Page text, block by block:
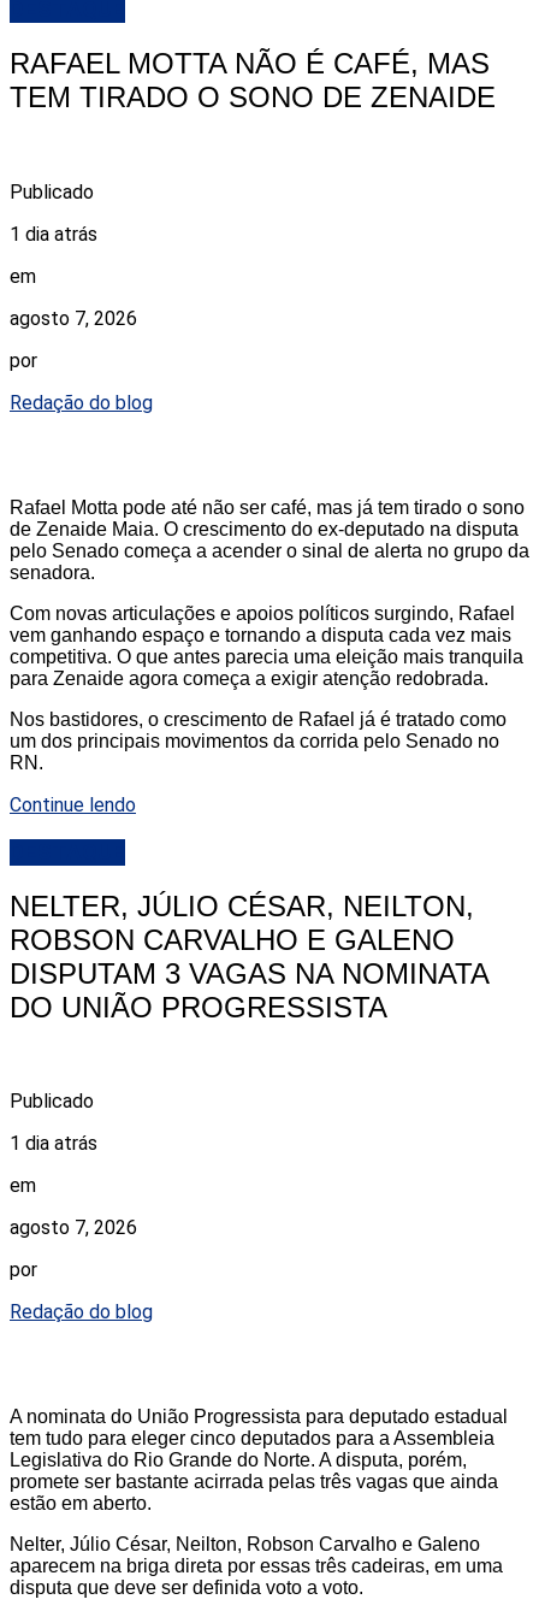
RAFAEL MOTTA NÃO É CAFÉ, MAS
TEM TIRADO O SONO DE ZENAIDE
Publicado
1 dia atrás
em
agosto 7, 2026
por
Redação do blog
Rafael Motta pode até não ser café, mas já tem tirado o sono
de Zenaide Maia. O crescimento do ex-deputado na disputa
pelo Senado começa a acender o sinal de alerta no grupo da
senadora.
Com novas articulações e apoios políticos surgindo, Rafael
vem ganhando espaço e tornando a disputa cada vez mais
competitiva. O que antes parecia uma eleição mais tranquila
para Zenaide agora começa a exigir atenção redobrada.
Nos bastidores, o crescimento de Rafael já é tratado como
um dos principais movimentos da corrida pelo Senado no
RN.
Continue lendo
NELTER, JÚLIO CÉSAR, NEILTON,
ROBSON CARVALHO E GALENO
DISPUTAM 3 VAGAS NA NOMINATA
DO UNIÃO PROGRESSISTA
Publicado
1 dia atrás
em
agosto 7, 2026
por
Redação do blog
A nominata do União Progressista para deputado estadual
tem tudo para eleger cinco deputados para a Assembleia
Legislativa do Rio Grande do Norte. A disputa, porém,
promete ser bastante acirrada pelas três vagas que ainda
estão em aberto.
Nelter, Júlio César, Neilton, Robson Carvalho e Galeno
aparecem na briga direta por essas três cadeiras, em uma
disputa que deve ser definida voto a voto.